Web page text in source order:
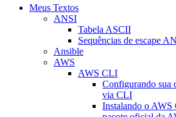
Meus Textos
ANSI
Tabela ASCII
Sequências de escape
Ansible
AWS
AWS CLI
Configurando sua
via CLI
Instalando o